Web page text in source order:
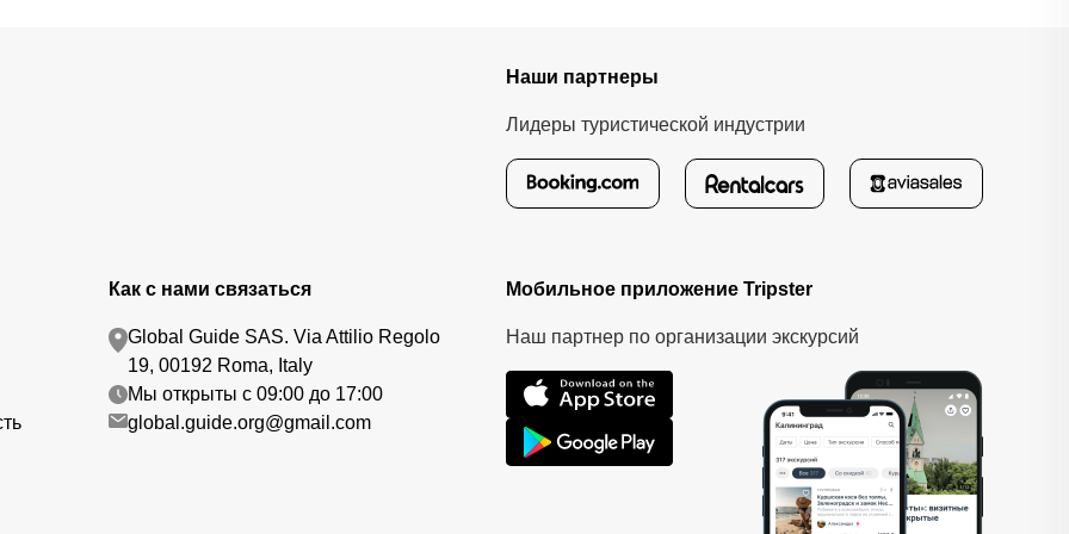
Наши партнеры
Лидеры туристической индустрии
Как с нами связаться
Global Guide SAS. Via Attilio Regolo
19, 00192 Roma, Italy
Мы открыты с 09:00 до 17:00
global.guide.org@gmail.com
Мобильное приложение Tripster
Наш партнер по организации экскурсий